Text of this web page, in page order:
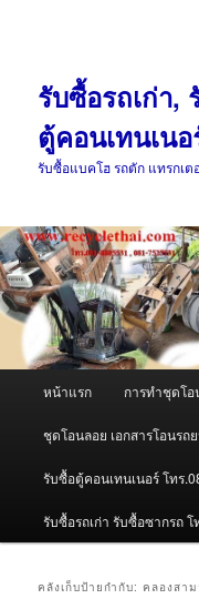
รับซื้อรถเก่า,
ตู้คอนเทนเน
รับซื้อแบคโฮ รถตัก แทรกเต
หน้าแรก การทำชุดโ
ชุดโอนลอย เอกสารโอนรถ
รับซื้อตู้คอนเทนเนอร์ โทร
รับซื้อรถเก่า รับซื้อซากรถ โ
คลังเก็บป้ายกำกับ:คลองสาม